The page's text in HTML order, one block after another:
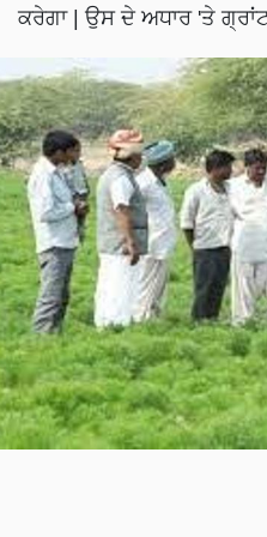
ਕਰੇਗਾ | ਉਸ ਦੇ ਅਧਾਰ 'ਤੇ ਗ੍ਰਾਂਟ